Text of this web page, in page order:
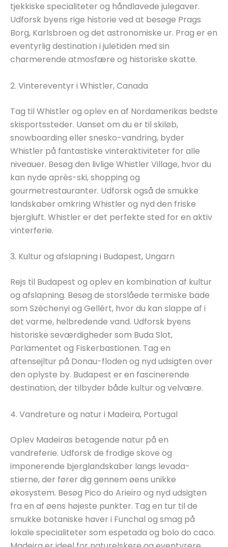
tjekkiske specialiteter og håndlavede julegaver.
Udforsk byens rige historie ved at besøge Prags
Borg, Karlsbroen og det astronomiske ur. Prag er en
eventyrlig destination i juletiden med sin
charmerende atmosfære og historiske skatte.
2. Vintereventyr i Whistler, Canada
Tag til Whistler og oplev en af Nordamerikas bedste
skisportssteder. Uanset om du er til skiløb,
snowboarding eller snesko-vandring, byder
Whistler på fantastiske vinteraktiviteter for alle
niveauer. Besøg den livlige Whistler Village, hvor du
kan nyde après-ski, shopping og
gourmetrestauranter. Udforsk også de smukke
landskaber omkring Whistler og nyd den friske
bjergluft. Whistler er det perfekte sted for en aktiv
vinterferie.
3. Kultur og afslapning i Budapest, Ungarn
Rejs til Budapest og oplev en kombination af kultur
og afslapning. Besøg de storslåede termiske bade
som Széchenyi og Gellért, hvor du kan slappe af i
det varme, helbredende vand. Udforsk byens
historiske seværdigheder som Buda Slot,
Parlamentet og Fiskerbastionen. Tag en
aftensejltur på Donau-floden og nyd udsigten over
den oplyste by. Budapest er en fascinerende
destination, der tilbyder både kultur og velvære.
4. Vandreture og natur i Madeira, Portugal
Oplev Madeiras betagende natur på en
vandreferie. Udforsk de frodige skove og
imponerende bjerglandskaber langs levada-
stierne, der fører dig gennem øens unikke
økosystem. Besøg Pico do Arieiro og nyd udsigten
fra en af øens højeste punkter. Tag en tur til de
smukke botaniske haver i Funchal og smag på
lokale specialiteter som espetada og bolo do caco.